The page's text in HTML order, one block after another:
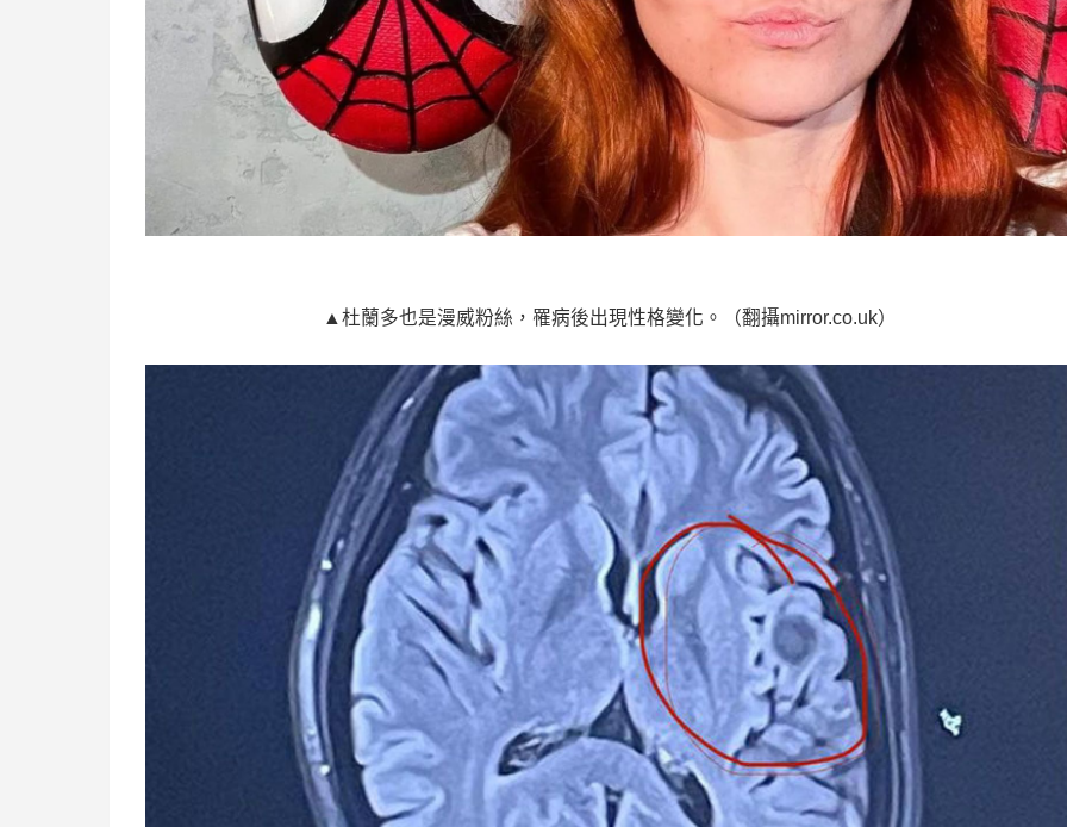
▲杜蘭多也是漫威粉絲，罹病後出現性格變化。（翻攝mirror.co.uk）